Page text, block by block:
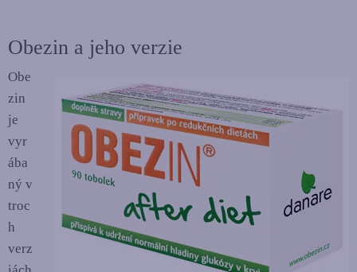
Obezin a jeho verzie
Obe
zin
je
vyr
ába
ný v
troc
h
verz